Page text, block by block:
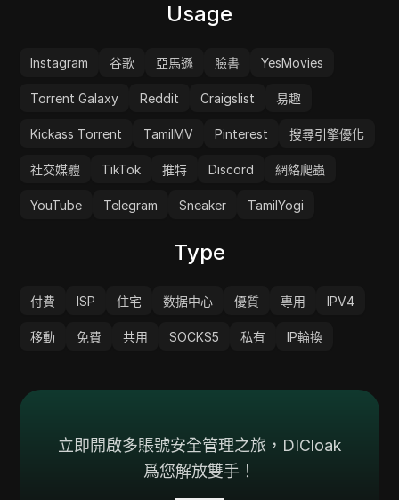
Usage
Instagram 谷歌 亞馬遜 臉書 YesMovies
Torrent Galaxy Reddit Craigslist 易趣
Kickass Torrent TamilMV Pinterest 搜尋引擎優化
社交媒體 TikTok 推特 Discord 網絡爬蟲
YouTube Telegram Sneaker TamilYogi
Type
付費 ISP 住宅 数据中心 優質 專用 IPV4
移動 免費 共用 SOCKS5 私有 IP輪換
立即開啟多賬號安全管理之旅，DICloak
爲您解放雙手！